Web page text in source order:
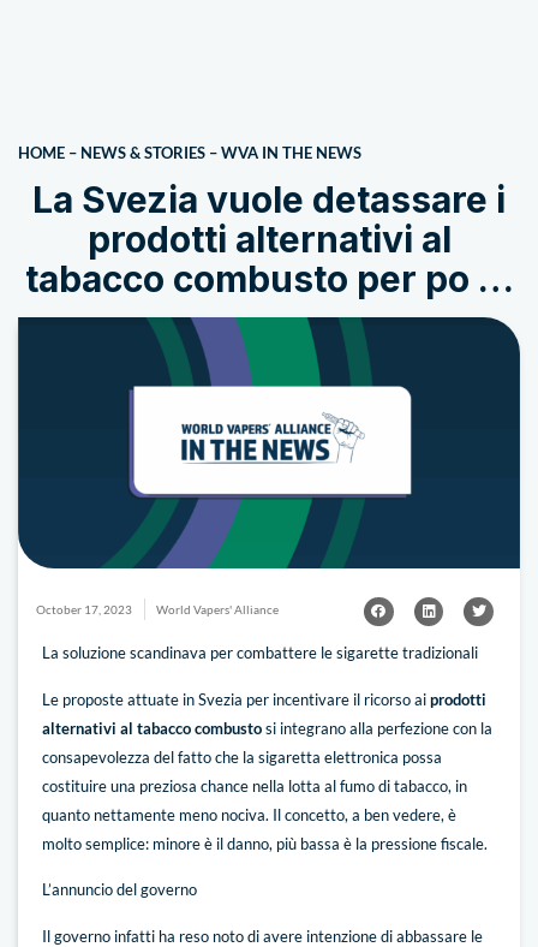
HOME – NEWS & STORIES –WVA IN THE NEWS
La Svezia vuole detassare i
prodotti alternativi al
tabacco combusto per po …
October 17, 2023 World Vapers' Alliance
La soluzione scandinava per combattere le sigarette tradizionali
Le proposte attuate in Svezia per incentivare il ricorso aiprodotti
alternativi al tabacco combustosi integrano alla perfezione con la
consapevolezza del fatto che la sigaretta elettronica possa
costituire una preziosa chance nella lotta al fumo di tabacco, in
quanto nettamente meno nociva. Il concetto, a ben vedere, è
molto semplice: minore è il danno, più bassa è la pressione fiscale.
L’annuncio del governo
Il governo infatti ha reso noto di avere intenzione di abbassare le